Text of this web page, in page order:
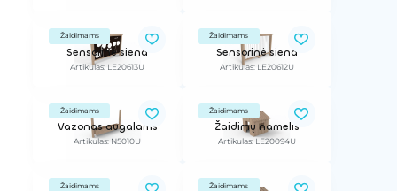
Žaidimams
Sensorinė siena
Artikulas: LE20613U
Žaidimams
Sensorinė siena
Artikulas: LE20612U
Žaidimams
Vazonas augalams
Artikulas: N5010U
Žaidimams
Žaidimų namelis
Artikulas: LE20094U
Žaidimams Žaidimams